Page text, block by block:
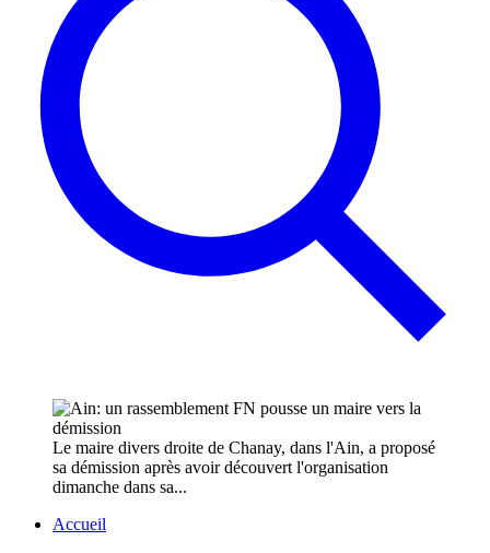
Le maire divers droite de Chanay, dans l'Ain, a proposé
sa démission après avoir découvert l'organisation
dimanche dans sa...
Accueil